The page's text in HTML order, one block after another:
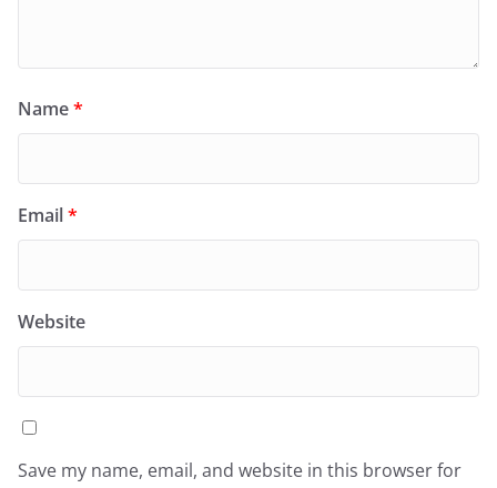
Name*
Email*
Website
Save my name, email, and website in this browser for